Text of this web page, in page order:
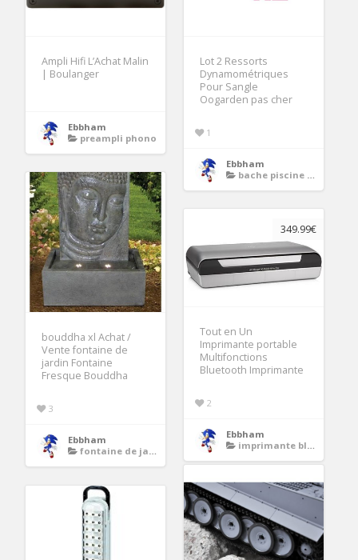
Ampli Hifi L’Achat Malin
| Boulanger
Ebbham
preampli phono
Lot 2 Ressorts
Dynamométriques
Pour Sangle
Oogarden pas cher
1
Ebbham
bache piscine tubulaire
bouddha xl Achat /
Vente fontaine de
jardin Fontaine
Fresque Bouddha
3
Ebbham
fontaine de jardin bouddha
349.99€
Tout en Un
Imprimante portable
Multifonctions
Bluetooth Imprimante
2
Ebbham
imprimante bluetooth